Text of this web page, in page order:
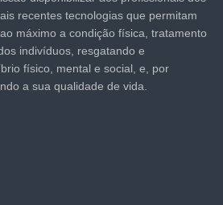
recentes tecnologias que permitam
máximo a condição física, tratamento
indivíduos, resgatando e
físico, mental e social, e, por
a sua qualidade de vida.